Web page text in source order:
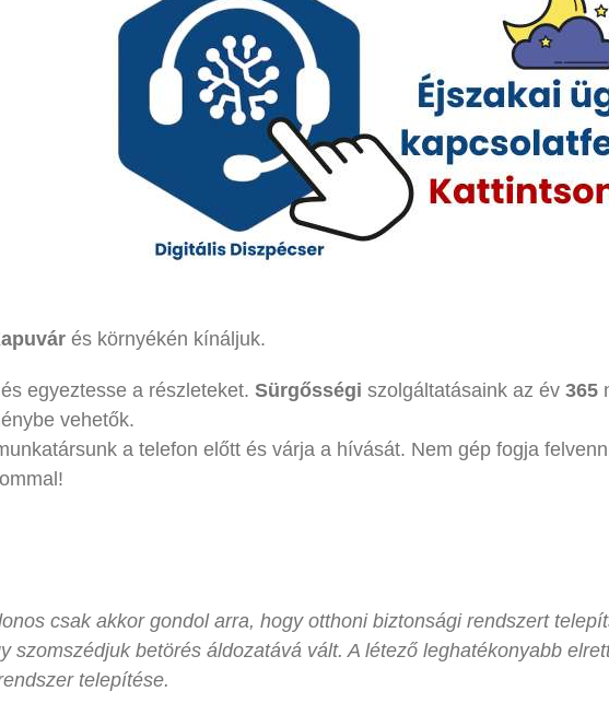
és környékén kínáljuk.
egyeztesse a részleteket. Sürgősségi szolgáltatásaink az év 365
vehetők.
a telefon előtt és várja a hívását. Nem gép fogja
csak akkor gondol arra, hogy otthoni biztonsági rendszert
szomszédjuk betörés áldozatává vált. A létező leghatékonyabb
telepítése.